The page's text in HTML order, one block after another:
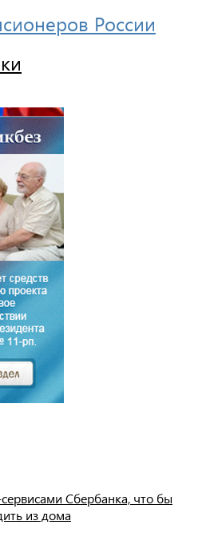
России
Сбербанка, что бы
из дома